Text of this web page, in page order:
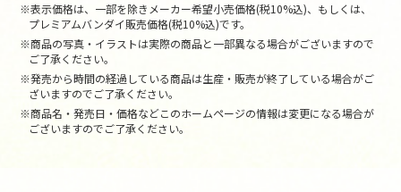
※表示価格は、一部を除きメーカー希望小売価格(税10%込)、もしくは、
プレミアムバンダイ販売価格(税10%込)です。
※商品の写真・イラストは実際の商品と一部異なる場合がございますので
ご了承ください。
※発売から時間の経過している商品は生産・販売が終了している場合がご
ざいますのでご了承ください。
※商品名・発売日・価格などこのホームページの情報は変更になる場合が
ございますのでご了承ください。